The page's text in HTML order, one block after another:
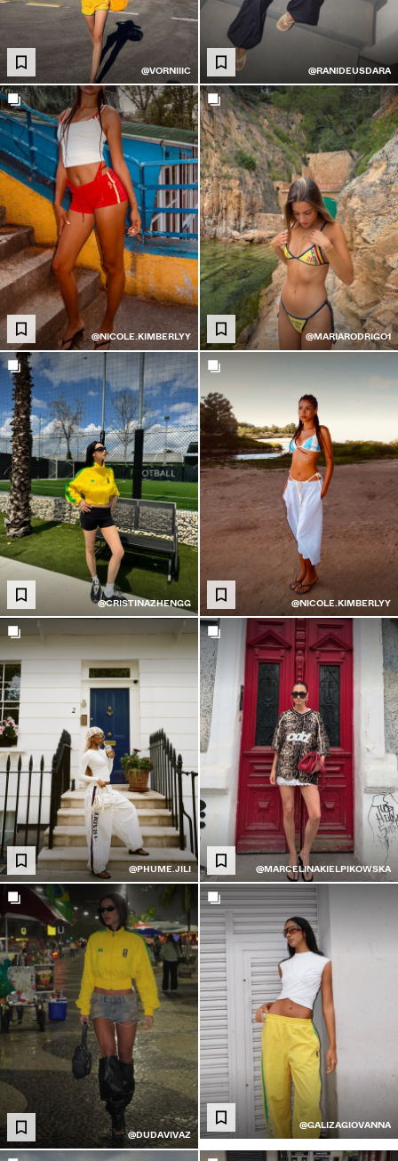
@RANIDEUSDARA
@VORNIIIC
@MARIARODRIGO1
@NICOLE.KIMBERLYY
@NICOLE.KIMBERLYY
@CRISTINAZHENGG
@MARCELINAKIELPIKOWSKA
@PHUME.JILI
@GALIZAGIOVANNA
@DUDAVIVAZ